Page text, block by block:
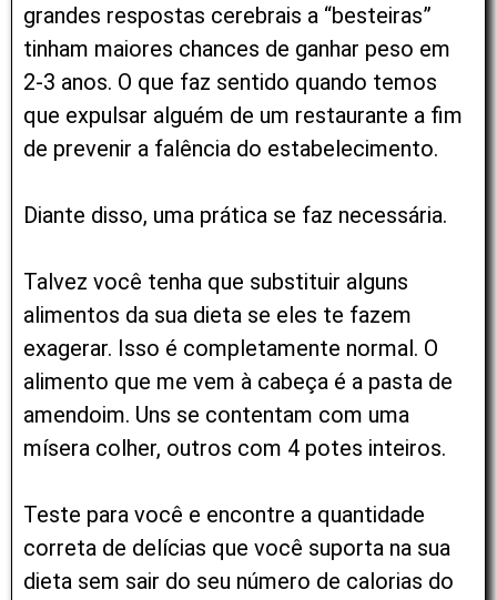
grandes respostas cerebrais a “besteiras”
tinham maiores chances de ganhar peso em
2-3 anos. O que faz sentido quando temos
que expulsar alguém de um restaurante a fim
de prevenir a falência do estabelecimento.
Diante disso, uma prática se faz necessária.
Talvez você tenha que substituir alguns
alimentos da sua dieta se eles te fazem
exagerar. Isso é completamente normal. O
alimento que me vem à cabeça é a pasta de
amendoim. Uns se contentam com uma
mísera colher, outros com 4 potes inteiros.
Teste para você e encontre a quantidade
correta de delícias que você suporta na sua
dieta sem sair do seu número de calorias do